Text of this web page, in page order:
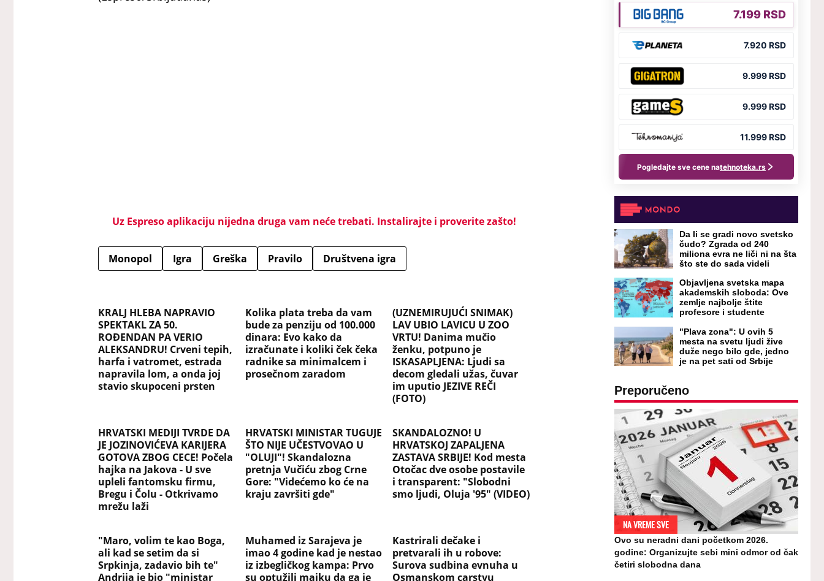
Uz Espreso aplikaciju nijedna druga vam neće trebati. Instalirajte i proverite zašto!
Monopol Igra Greška Pravilo Društvena igra
KRALJ HLEBA NAPRAVIO
SPEKTAKL ZA 50.
ROĐENDAN PA VERIO
ALEKSANDRU! Crveni tepih,
harfa i vatromet, estrada
napravila lom, a onda joj
stavio skupoceni prsten
Kolika plata treba da vam
bude za penziju od 100.000
dinara: Evo kako da
izračunate i koliki ček čeka
radnike sa minimalcem i
prosečnom zaradom
(UZNEMIRUJUĆI SNIMAK)
LAV UBIO LAVICU U ZOO
VRTU! Danima mučio
ženku, potpuno je
ISKASAPLJENA: Ljudi sa
decom gledali užas, čuvar
im uputio JEZIVE REČI
(FOTO)
HRVATSKI MEDIJI TVRDE DA
JE JOZINOVIĆEVA KARIJERA
GOTOVA ZBOG CECE! Počela
hajka na Jakova - U sve
upleli fantomsku firmu,
Bregu i Čolu - Otkrivamo
mrežu laži
HRVATSKI MINISTAR TUGUJE
ŠTO NIJE UČESTVOVAO U
"OLUJI"! Skandalozna
pretnja Vučiću zbog Crne
Gore: "Videćemo ko će na
kraju završiti gde"
SKANDALOZNO! U
HRVATSKOJ ZAPALJENA
ZASTAVA SRBIJE! Kod mesta
Otočac dve osobe postavile
i transparent: "Slobodni
smo ljudi, Oluja '95" (VIDEO)
"Maro, volim te kao Boga,
ali kad se setim da si
Srpkinja, zadavio bih te"
Andrija je bio "ministar
Muhamed iz Sarajeva je
imao 4 godine kad je nestao
iz izbegličkog kampa: Prvo
su optužili majku da ga je
Kastrirali dečake i
pretvarali ih u robove:
Surova sudbina evnuha u
Osmanskom carstvu
Da li se gradi novo svetsko
čudo? Zgrada od 240
miliona evra ne liči ni na šta
što ste do sada videli
Objavljena svetska mapa
akademskih sloboda: Ove
zemlje najbolje štite
profesore i studente
"Plava zona": U ovih 5
mesta na svetu ljudi žive
duže nego bilo gde, jedno
je na pet sati od Srbije
Preporučeno
NA VREME SVE
Ovo su neradni dani početkom 2026.
godine: Organizujte sebi mini odmor od čak
četiri slobodna dana